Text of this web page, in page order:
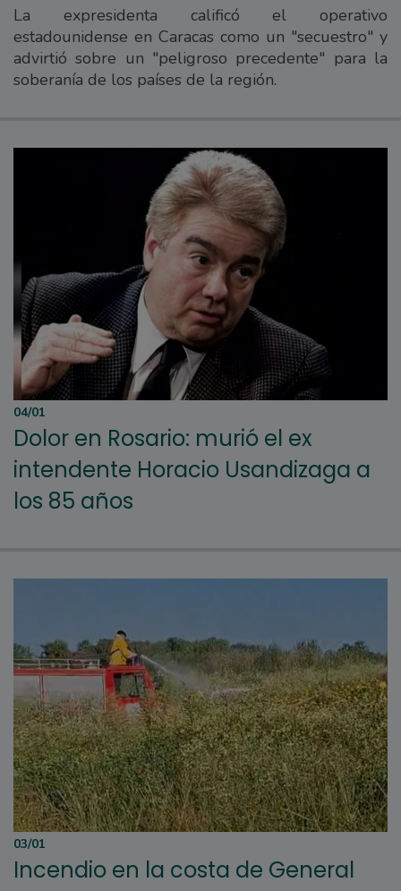
La expresidenta calificó el operativo
estadounidense en Caracas como un "secuestro" y
advirtió sobre un "peligroso precedente" para la
soberanía de los países de la región.
04/01
Dolor en Rosario: murió el ex
intendente Horacio Usandizaga a
los 85 años
03/01
Incendio en la costa de General